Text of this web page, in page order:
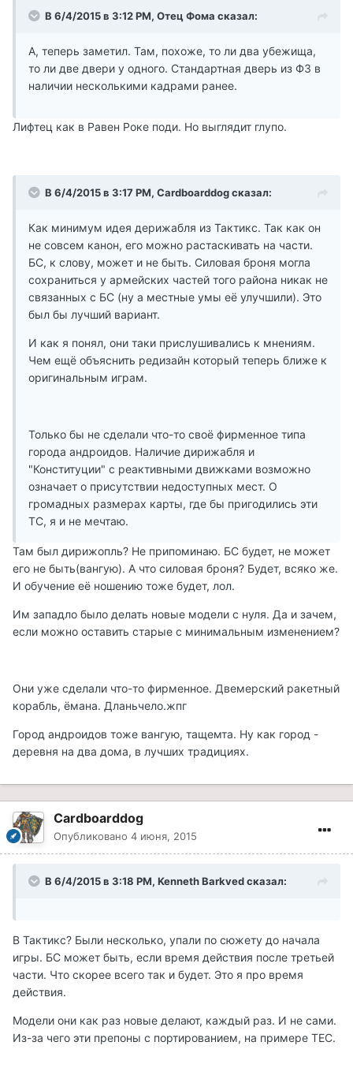
В 6/4/2015 в 3:12 PM, Отец Фома сказал:
А, теперь заметил. Там, похоже, то ли два убежища,
то ли две двери у одного. Стандартная дверь из Ф3 в
наличии несколькими кадрами ранее.
Лифтец как в Равен Роке поди. Но выглядит глупо.
В 6/4/2015 в 3:17 PM, Cardboarddog сказал:
Как минимум идея дерижабля из Тактикс. Так как он
не совсем канон, его можно растаскивать на части.
БС, к слову, может и не быть. Силовая броня могла
сохраниться у армейских частей того района никак не
связанных с БС (ну а местные умы её улучшили). Это
был бы лучший вариант.
И как я понял, они таки прислушивались к мнениям.
Чем ещё объяснить редизайн который теперь ближе к
оригинальным играм.
Только бы не сделали что-то своё фирменное типа
города андроидов. Наличие дирижабля и
"Конституции" с реактивными движками возможно
означает о присутствии недоступных мест. О
громадных размерах карты, где бы пригодились эти
ТС, я и не мечтаю.
Там был дирижопль? Не припоминаю. БС будет, не может
его не быть(вангую). А что силовая броня? Будет, всяко же.
И обучение её ношению тоже будет, лол.
Им западло было делать новые модели с нуля. Да и зачем,
если можно оставить старые с минимальным изменением?
Они уже сделали что-то фирменное. Двемерский ракетный
корабль, ёмана. Дланьчело.жпг
Город андроидов тоже вангую, тащемта. Ну как город -
деревня на два дома, в лучших традициях.
Cardboarddog
Опубликовано 4 июня, 2015
В 6/4/2015 в 3:18 PM, Kenneth Barkved сказал:
В Тактикс? Были несколько, упали по сюжету до начала
игры. БС может быть, если время действия после третьей
части. Что скорее всего так и будет. Это я про время
действия.
Модели они как раз новые делают, каждый раз. И не сами.
Из-за чего эти препоны с портированием, на примере ТЕС.